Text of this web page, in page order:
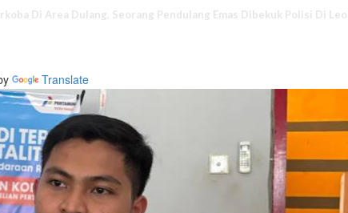
Timika Tanggapi Persoalan Sengketa Tanah Di SP2, Berikut
Translate